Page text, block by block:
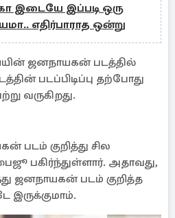
இடையே இப்படி ஒரு
எதிர்பாராத ஒன்று
ஜனநாயகன் படத்தில்
படப்பிடிப்பு தற்போது
வருகிறது.
படம் குறித்து சில
பகிர்ந்துள்ளார். அதாவது,
ஜனநாயகன் படம் குறித்த